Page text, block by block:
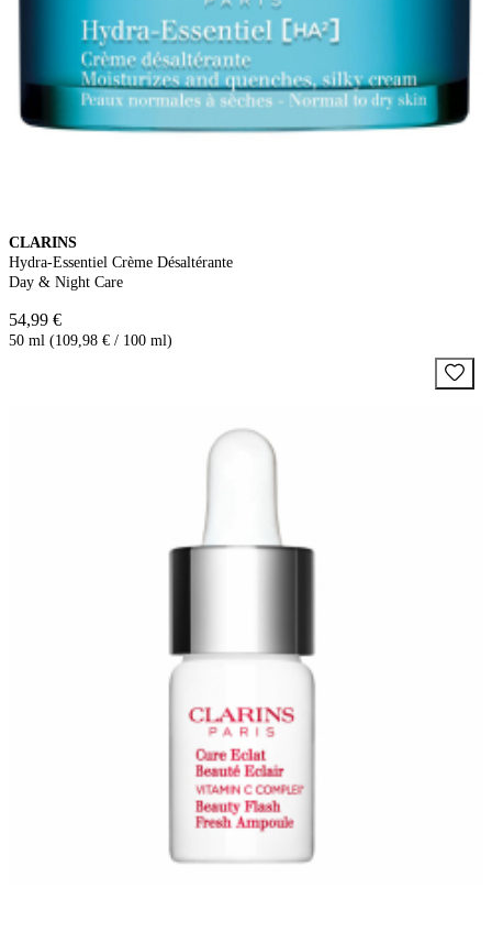
CLARINS
Hydra-Essentiel Crème Désaltérante
Day & Night Care
54,99 €
50 ml (109,98 € / 100 ml)